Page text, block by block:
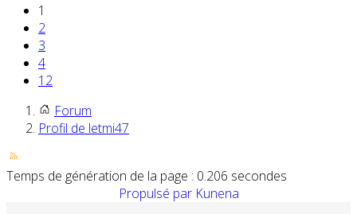
1
2
3
4
12
Forum
Profil de letmi47
Temps de génération de la page : 0.206 secondes
Propulsé par Kunena